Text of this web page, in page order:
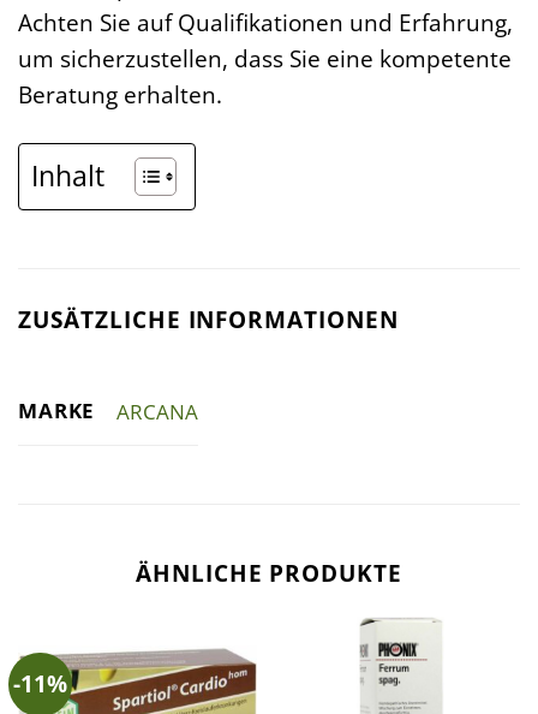
Achten Sie auf Qualifikationen und Erfahrung,
um sicherzustellen, dass Sie eine kompetente
Beratung erhalten.
Inhalt
ZUSÄTZLICHE INFORMATIONEN
MARKE ARCANA
ÄHNLICHE PRODUKTE
-11%